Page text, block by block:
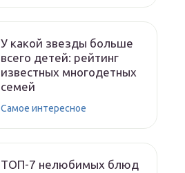
У какой звезды больше
всего детей: рейтинг
известных многодетных
семей
Самое интересное
ТОП-7 нелюбимых блюд